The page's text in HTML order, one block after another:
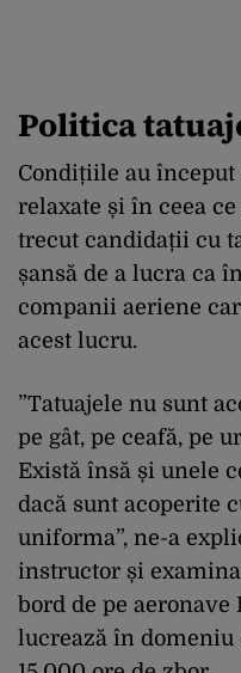
Politica
Condițiile au
relaxate și în ceea
trecut candidații cu
șansă de a lucra ca
companii aeriene
acest lucru.
”Tatuajele nu sunt
pe gât, pe ceafă, pe
Există însă și unele
dacă sunt acoperite
uniforma”, ne-a
instructor și
bord de pe aeronave
lucrează în domeniu